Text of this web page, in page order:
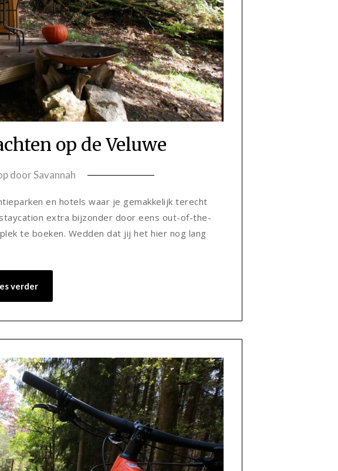
op de Veluwe
doorSavannah
en hotels waar je gemakkelijk terecht
extra bijzonder door eens out-of-the-
te boeken. Wedden dat jij het hier nog lang
verder